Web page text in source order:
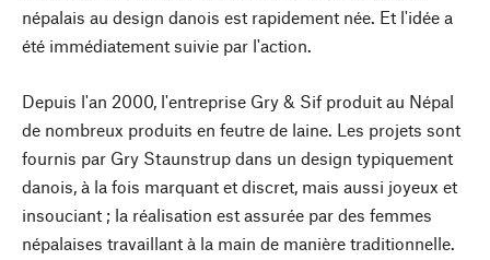
népalais au design danois est rapidement née. Et l'idée a
été immédiatement suivie par l'action.
Depuis l'an 2000, l'entreprise Gry & Sif produit au Népal
de nombreux produits en feutre de laine. Les projets sont
fournis par Gry Staunstrup dans un design typiquement
danois, à la fois marquant et discret, mais aussi joyeux et
insouciant ; la réalisation est assurée par des femmes
népalaises travaillant à la main de manière traditionnelle.